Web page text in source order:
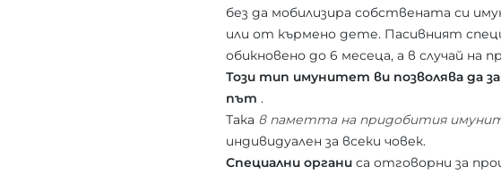
без да мобилизира собствената си
или от кърмено дете. Пасивният
обикновено до 6 месеца, а в случай на
Този тип имунитет ви позволява да
път .
Така в паметта на придобития
индивидуален за всеки човек.
Специални органи са отговорни за